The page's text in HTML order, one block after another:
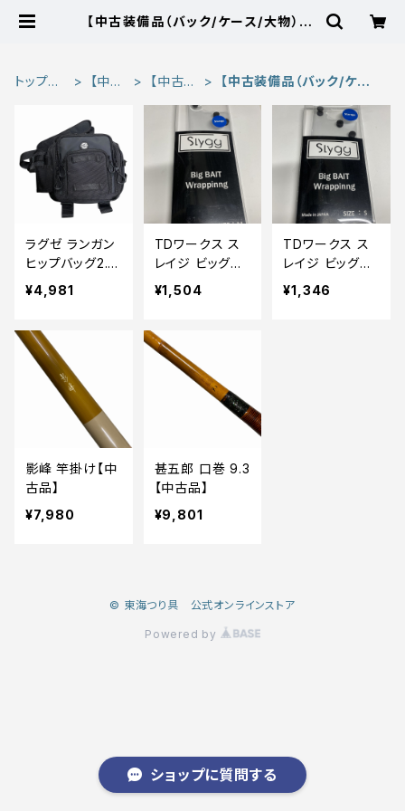
【中古装備品（バック/ケース/大物）】 |
トップペ
【中古
【中古装
【中古装備品（バック/ケー
ラグゼ ランガン
ヒップバッグ2.0
【中古品】
¥4,981
TDワークス ス
レイジ ビッグベ
イトラッピングス
トレージ M【中
¥1,504
TDワークス ス
レイジ ビッグベ
イトラッピングス
トレージ S【中古
¥1,346
影峰 竿掛け【中
古品】
¥7,980
甚五郎 口巻 9.3
【中古品】
¥9,801
© 東海つり具 公式オンラインストア
Powered by
ショップに質問する